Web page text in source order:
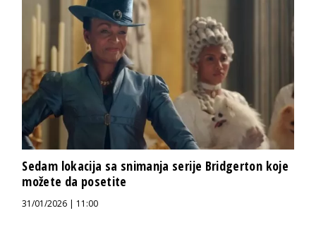
Sedam lokacija sa snimanja serije Bridgerton koje
možete da posetite
31/01/2026 | 11:00